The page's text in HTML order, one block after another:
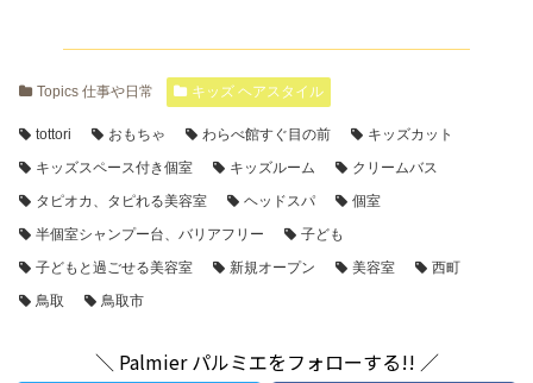
Topics 仕事や日常 キッズ ヘアスタイル
tottori おもちゃ わらべ館すぐ目の前
キッズカット
キッズスペース付き個室
キッズルーム
クリームバス
タピオカ、タピれる美容室
ヘッドスパ
個室
半個室シャンプー台、バリアフリー
子ども
子どもと過ごせる美容室
新規オープン 美容室
西町
鳥取
鳥取市
＼ Palmier パルミエをフォローする!! ／